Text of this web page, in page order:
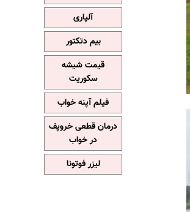
آلپاری
بیم دتکتور
قیمت شیشه
سکوریت
فیلم آپنه خواب
درمان قطعی خروپف
در خواب
لیزر فوتونا